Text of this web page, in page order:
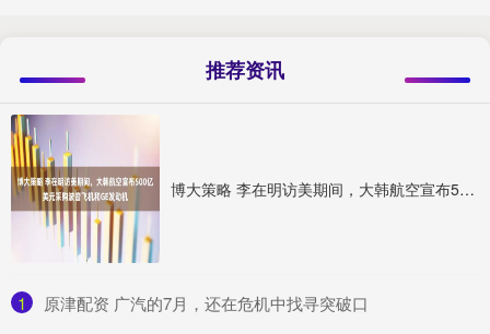
推荐资讯
博大策略 李在明访美期间，大韩航空宣布500亿美元采购波音飞机和GE发动机
1 ​原津配资 广汽的7月，还在危机中找寻突破口